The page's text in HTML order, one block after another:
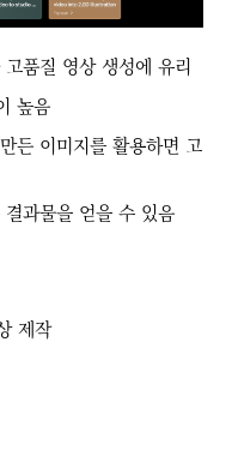
품질 영상 생성에 유리
높음
이미지를 활용하면 고
과물을 얻을 수 있음
제작